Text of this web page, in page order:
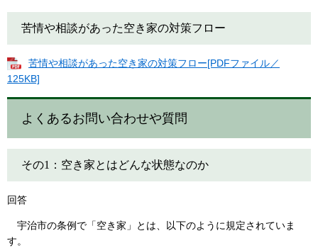
苦情や相談があった空き家の対策フロー
苦情や相談があった空き家の対策フロー[PDFファイル／
125KB]
よくあるお問い合わせや質問
その1：空き家とはどんな状態なのか
回答
宇治市の条例で「空き家」とは、以下のように規定されていま
す。